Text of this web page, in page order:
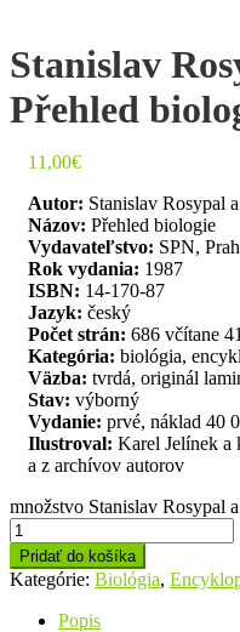
Stanislav
Přehled
11,00€
Autor: Stanislav Rosypal
Názov: Přehled biologie
Vydavateľstvo: SPN,
Rok vydania: 1987
ISBN: 14-170-87
Jazyk: český
Počet strán: 686 včítane
Kategória: biológia,
Väzba: tvrdá, originál
Stav: výborný
Vydanie: prvé, náklad 40
Ilustroval: Karel Jelínek a
a z archívov autorov
množstvo Stanislav Rosypal
Pridať do košíka
Kategórie: Biológia,
Popis